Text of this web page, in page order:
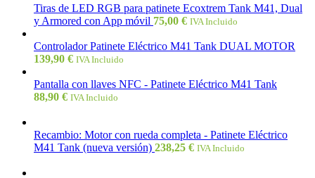
Tiras de LED RGB para patinete Ecoxtrem Tank M41, Dual
y Armored con App móvil 75,00 € IVA Incluido
Controlador Patinete Eléctrico M41 Tank DUAL MOTOR
139,90 € IVA Incluido
Pantalla con llaves NFC - Patinete Eléctrico M41 Tank
88,90 € IVA Incluido
Recambio: Motor con rueda completa - Patinete Eléctrico
M41 Tank (nueva versión) 238,25 € IVA Incluido